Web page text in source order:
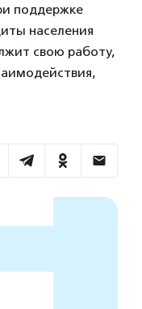
поддержке
населения
свою работу,